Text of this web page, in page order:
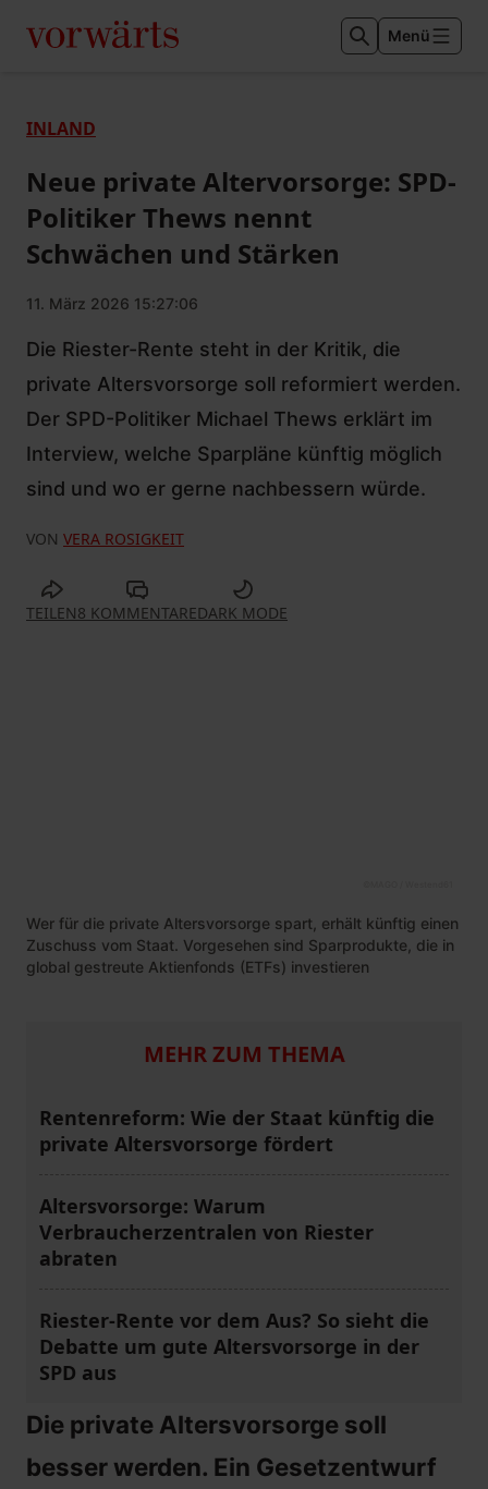
Menü
INLAND
Neue private Altervorsorge: SPD-
Politiker Thews nennt
Schwächen und Stärken
11. März 2026 15:27:06
Die Riester-Rente steht in der Kritik, die
private Altersvorsorge soll reformiert werden.
Der SPD-Politiker Michael Thews erklärt im
Interview, welche Sparpläne künftig möglich
sind und wo er gerne nachbessern würde.
VON VERA ROSIGKEIT
TEILEN8 KOMMENTAREDARK MODE
Wer für die private Altersvorsorge spart, erhält künftig einen
Zuschuss vom Staat. Vorgesehen sind Sparprodukte, die in
global gestreute Aktienfonds (ETFs) investieren
MEHR ZUM THEMA
Rentenreform: Wie der Staat künftig die
private Altersvorsorge fördert
Altersvorsorge: Warum
Verbraucherzentralen von Riester
abraten
Riester-Rente vor dem Aus? So sieht die
Debatte um gute Altersvorsorge in der
SPD aus
Die private Altersvorsorge soll
besser werden. Ein Gesetzentwurf